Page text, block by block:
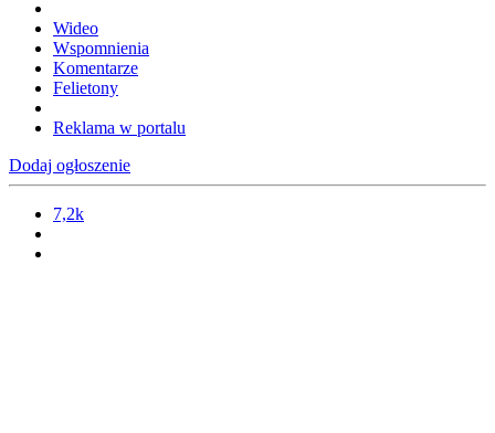
Wideo
Wspomnienia
Komentarze
Felietony
Reklama w portalu
Dodaj ogłoszenie
7,2k